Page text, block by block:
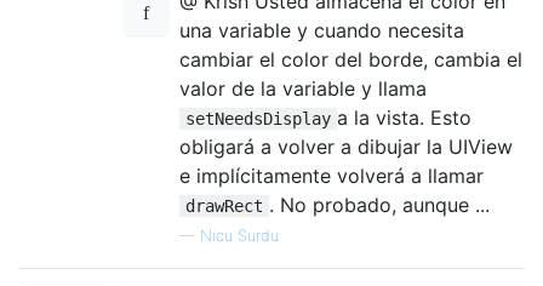
una variable y cuando necesita
cambiar el color del borde, cambia el
valor de la variable y llama
setNeedsDisplay a la vista. Esto
obligará a volver a dibujar la UIView
e implícitamente volverá a llamar
drawRect . No probado, aunque ...
— Nicu Surdu